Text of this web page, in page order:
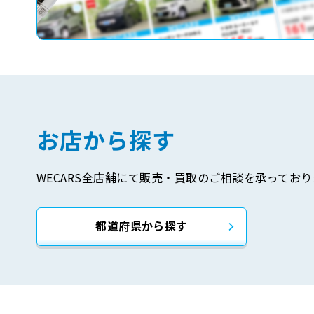
お店から探す
WECARS全店舗にて販売・買取のご相談を承ってお
都道府県から探す